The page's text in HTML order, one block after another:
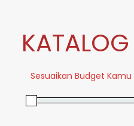
Sesuaikan Budget Kamu